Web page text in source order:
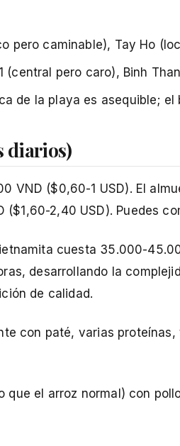
pero caminable), Tay Ho
(central pero caro), Binh
de la playa es asequible;
diarios)
VND ($0,60-1 USD). El
2,40 USD). Puedes
cuesta 35.000-
desarrollando la
de calidad.
con paté, varias
que el arroz normal) con